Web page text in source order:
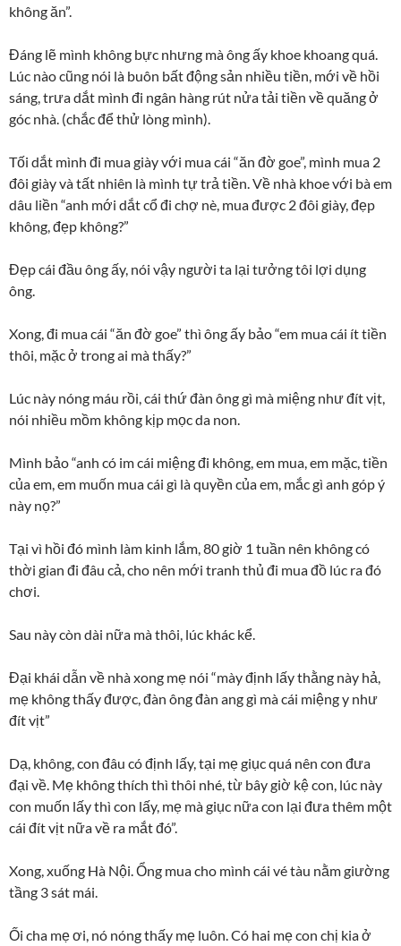
không ăn”.
Đáng lẽ mình không bực nhưng mà ông ấy khoe khoang quá.
Lúc nào cũng nói là buôn bất động sản nhiều tiền, mới về hồi
sáng, trưa dắt mình đi ngân hàng rút nửa tải tiền về quăng ở
góc nhà. (chắc để thử lòng mình).
Tối dắt mình đi mua giày với mua cái “ăn đờ goe”, mình mua 2
đôi giày và tất nhiên là mình tự trả tiền. Về nhà khoe với bà em
dâu liền “anh mới dắt cổ đi chợ nè, mua được 2 đôi giày, đẹp
không, đẹp không?”
Đẹp cái đầu ông ấy, nói vậy người ta lại tưởng tôi lợi dụng
ông.
Xong, đi mua cái “ăn đờ goe” thì ông ấy bảo “em mua cái ít tiền
thôi, mặc ở trong ai mà thấy?”
Lúc này nóng máu rồi, cái thứ đàn ông gì mà miệng như đít vịt,
nói nhiều mồm không kịp mọc da non.
Mình bảo “anh có im cái miệng đi không, em mua, em mặc, tiền
của em, em muốn mua cái gì là quyền của em, mắc gì anh góp ý
này nọ?”
Tại vì hồi đó mình làm kinh lắm, 80 giờ 1 tuần nên không có
thời gian đi đâu cả, cho nên mới tranh thủ đi mua đồ lúc ra đó
chơi.
Sau này còn dài nữa mà thôi, lúc khác kể.
Đại khái dẫn về nhà xong mẹ nói “mày định lấy thằng này hả,
mẹ không thấy được, đàn ông đàn ang gì mà cái miệng y như
đít vịt”
Dạ, không, con đâu có định lấy, tại mẹ giục quá nên con đưa
đại về. Mẹ không thích thì thôi nhé, từ bây giờ kệ con, lúc này
con muốn lấy thì con lấy, mẹ mà giục nữa con lại đưa thêm một
cái đít vịt nữa về ra mắt đó”.
Xong, xuống Hà Nội. Ổng mua cho mình cái vé tàu nằm giường
tầng 3 sát mái.
Ối cha mẹ ơi, nó nóng thấy mẹ luôn. Có hai mẹ con chị kia ở